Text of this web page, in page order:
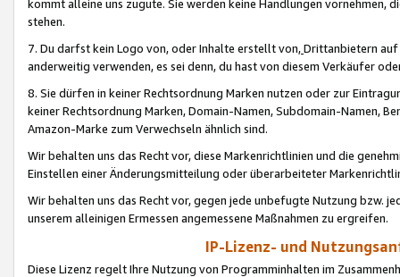
kommt alleine uns zugute. Sie werden keine Handlungen vornehmen,
stehen.
7. Du darfst kein Logo von, oder Inhalte erstellt von,Drittanbietern auf
anderweitig verwenden, es sei denn, du hast von diesem Verkäufer
8. Sie dürfen in keiner Rechtsordnung Marken nutzen oder zur
keiner Rechtsordnung Marken, Domain-Namen, Subdomain-Namen,
Amazon-Marke zum Verwechseln ähnlich sind.
Wir behalten uns das Recht vor, diese Markenrichtlinien und die
Einstellen einer Änderungsmitteilung oder überarbeiteter
Wir behalten uns das Recht vor, gegen jede unbefugte Nutzung bzw.
unserem alleinigen Ermessen angemessene Maßnahmen zu ergreifen.
IP-Lizenz- und
Diese Lizenz regelt Ihre Nutzung von Programminhalten im